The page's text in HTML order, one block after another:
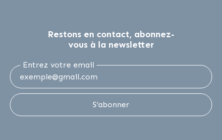
Restons en contact, abonnez-
vous à la newsletter
Entrez votre email
S’abonner